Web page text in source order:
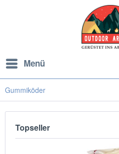
Menü
Gummiköder
Topseller